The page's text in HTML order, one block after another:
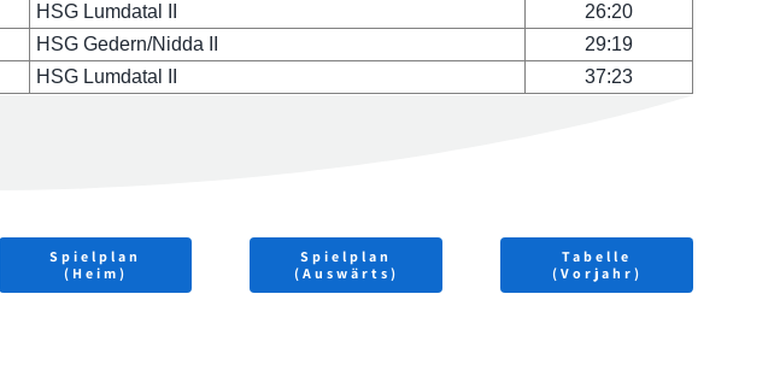
HSG Lumdatal II
26:20
HSG Gedern/Nidda II
29:19
HSG Lumdatal II 37:23
Spielplan
(Heim)
Spielplan
(Auswärts)
Tabelle
(Vorjahr)